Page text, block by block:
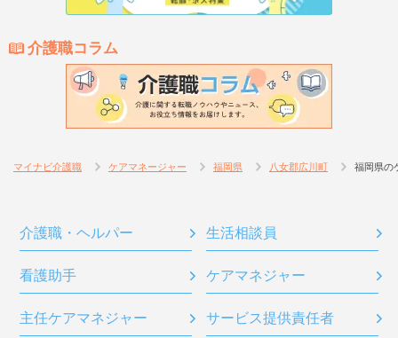
介護職コラム
マイナビ介護職 ケアマネージャー 福岡県 八女郡広川町 福岡県の
介護職・ヘルパー 生活相談員
看護助手 ケアマネジャー
主任ケアマネジャー サービス提供責任者